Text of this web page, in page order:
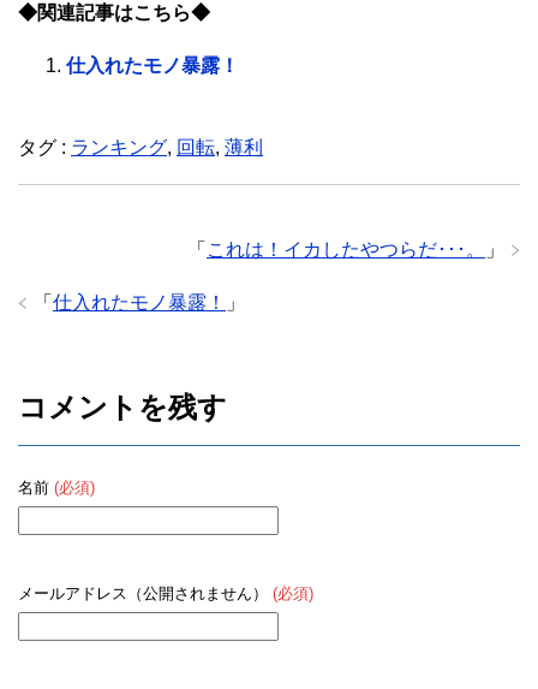
◆関連記事はこちら◆
仕入れたモノ暴露！
タグ : ランキング, 回転, 薄利
「 これは！イカしたやつらだ･･･。 」
「 仕入れたモノ暴露！ 」
コメントを残す
名前 (必須)
メールアドレス（公開されません） (必須)